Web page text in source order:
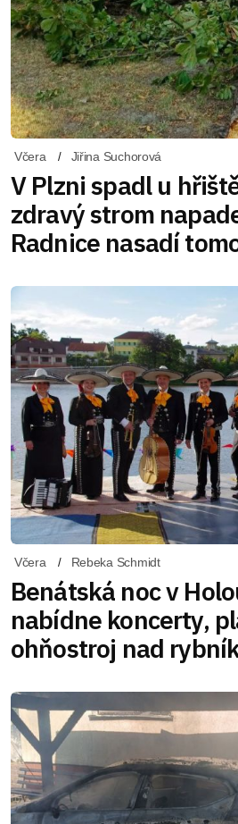
Včera Jiřina Suchorová
V Plzni spadl u
zdravý strom
Radnice nasadí
Včera Rebeka Schmidt
Benátská noc v
nabídne koncerty,
ohňostroj nad